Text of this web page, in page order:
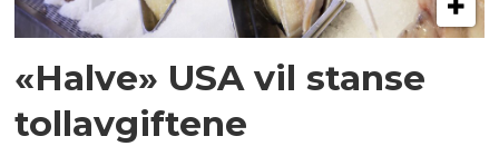
«Halve» USA vil stanse
tollavgiftene